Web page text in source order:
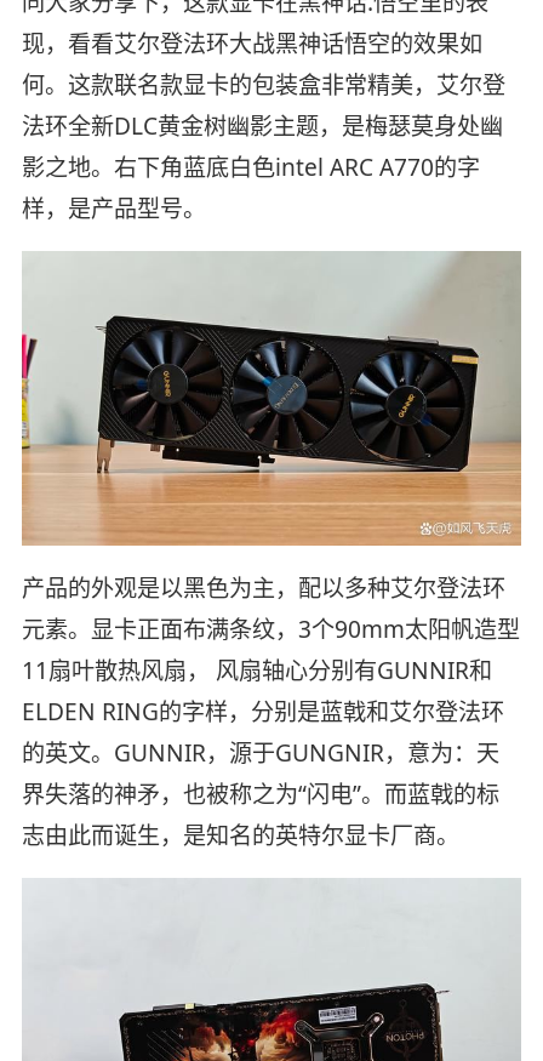
现，看看艾尔登法环大战黑神话悟空的效果如
何。这款联名款显卡的包装盒非常精美，艾尔登
法环全新DLC黄金树幽影主题，是梅瑟莫身处幽
影之地。右下角蓝底白色intel ARC A770的字
样，是产品型号。
产品的外观是以黑色为主，配以多种艾尔登法环
元素。显卡正面布满条纹，3个90mm太阳帆造型
11扇叶散热风扇， 风扇轴心分别有GUNNIR和
ELDEN RING的字样，分别是蓝戟和艾尔登法环
的英文。GUNNIR，源于GUNGNIR，意为：天
界失落的神矛，也被称之为“闪电”。而蓝戟的标
志由此而诞生，是知名的英特尔显卡厂商。